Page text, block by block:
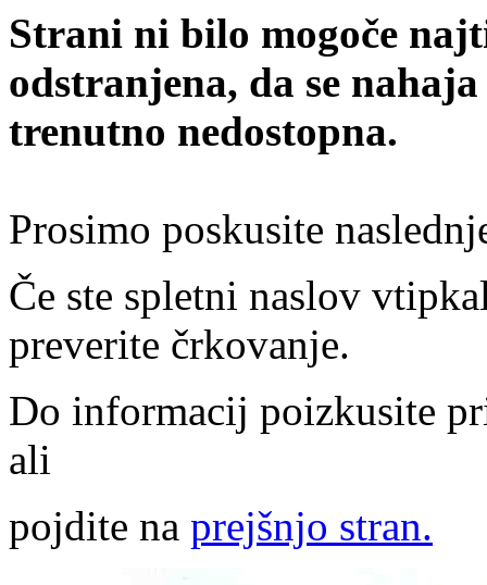
Strani ni bilo mogoče
odstranjena, da se
trenutno nedostopna.
Prosimo poskusite
Če ste spletni naslov
preverite črkovanje.
Do informacij poizkusite
ali
pojdite na prejšnjo stran.